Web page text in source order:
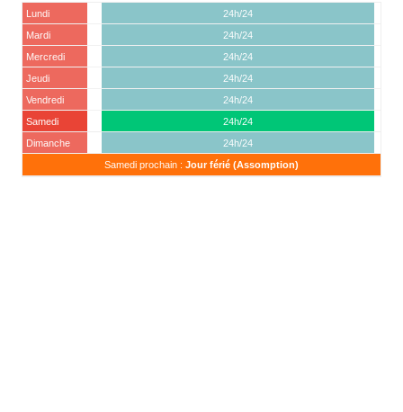
Lundi
24h/24
Mardi
24h/24
Mercredi
24h/24
Jeudi
24h/24
Vendredi
24h/24
Samedi
24h/24
Dimanche
24h/24
Samedi prochain : Jour férié (Assomption)